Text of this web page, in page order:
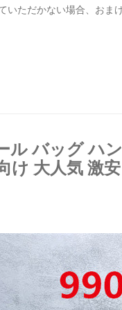
いただかない場合、おま
ル バッグ ハ
け 大人気 激